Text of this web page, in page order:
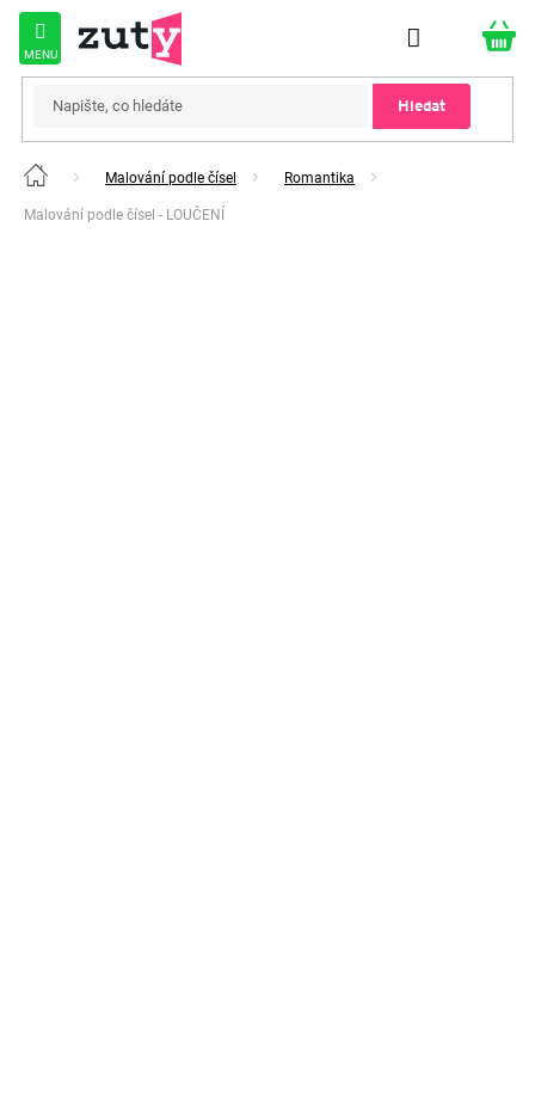
Přejít
obsah
Hledat
Domů Malování podle čísel Romantika
Malování podle čísel - LOUČENÍ